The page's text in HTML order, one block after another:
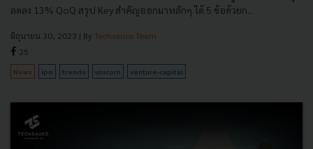
ลดลง 13% QoQ สรุป Key สำคัญออกมาหลักๆ ได้ 5 ข้อด้วยก...
มิถุนายน 30, 2023 | By Techsauce Team
25
News ipo trends unicorn venture-capital